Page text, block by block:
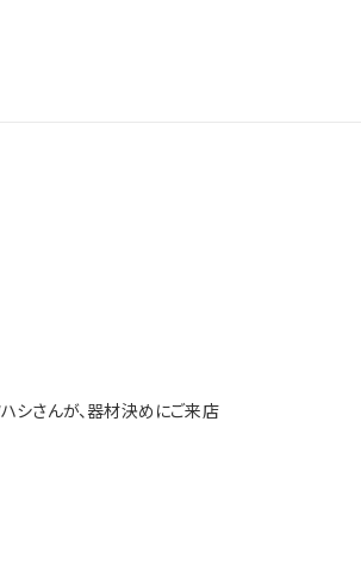
シさんが、器材決めにご来店